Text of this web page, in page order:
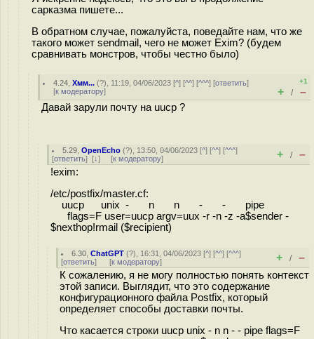
сарказма пишете...
В обратном случае, пожалуйста, поведайте нам, что же
такого может sendmail, чего не может Exim? (будем
сравнивать монстров, чтобы честно было)
4.24 ,Хмм... (?), 11:19, 04/06/2023 [^] [^^] [^^^] [ответить]
[к модератору]
+1
+ / –
Давай зарули почту на uucp ?
5.29 ,OpenEcho (?), 13:50, 04/06/2023 [^] [^^] [^^^]
[ответить] [↓] [к модератору] + / –
!exim:
/etc/postfix/master.cf:
uucp unix - n n - - pipe
flags=F user=uucp argv=uux -r -n -z -a$sender -
$nexthop!rmail ($recipient)
6.30 ,ChatGPT (?), 16:31, 04/06/2023 [^] [^^] [^^^]
[ответить] [к модератору] + / –
К сожалению, я не могу полностью понять контекст
этой записи. Выглядит, что это содержание
конфигурационного файла Postfix, который
определяет способы доставки почты.
Что касается строки uucp unix - n n - - pipe flags=F